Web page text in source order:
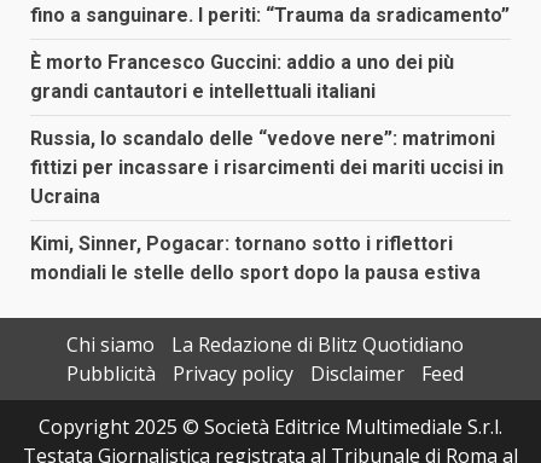
fino a sanguinare. I periti: “Trauma da sradicamento”
È morto Francesco Guccini: addio a uno dei più
grandi cantautori e intellettuali italiani
Russia, lo scandalo delle “vedove nere”: matrimoni
fittizi per incassare i risarcimenti dei mariti uccisi in
Ucraina
Kimi, Sinner, Pogacar: tornano sotto i riflettori
mondiali le stelle dello sport dopo la pausa estiva
Chi siamo
La Redazione di Blitz Quotidiano
Pubblicità
Privacy policy Disclaimer
Feed
Copyright 2025 © Società Editrice Multimediale S.r.l.
Testata Giornalistica registrata al Tribunale di Roma al